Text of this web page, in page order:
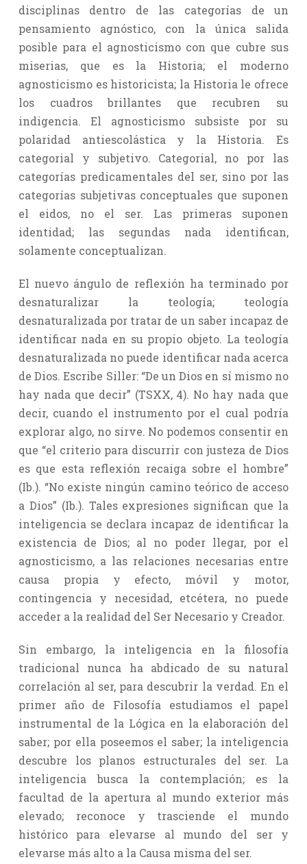
disciplinas dentro de las categorías de un
pensamiento agnóstico, con la única salida
posible para el agnosticismo con que cubre sus
miserias, que es la Historia; el moderno
agnosticismo es historicista; la Historia le ofrece
los cuadros brillantes que recubren su
indigencia. El agnosticismo subsiste por su
polaridad antiescolástica y la Historia. Es
categorial y subjetivo. Categorial, no por las
categorías predicamentales del ser, sino por las
categorías subjetivas conceptuales que suponen
el eidos, no el ser. Las primeras suponen
identidad; las segundas nada identifican,
solamente conceptualizan.
El nuevo ángulo de reflexión ha terminado por
desnaturalizar la teología; teología
desnaturalizada por tratar de un saber incapaz de
identificar nada en su propio objeto. La teología
desnaturalizada no puede identificar nada acerca
de Dios. Escribe Siller: “De un Dios en sí mismo no
hay nada que decir” (TSXX, 4). No hay nada que
decir, cuando el instrumento por el cual podría
explorar algo, no sirve. No podemos consentir en
que “el criterio para discurrir con justeza de Dios
es que esta reflexión recaiga sobre el hombre”
(Ib.). “No existe ningún camino teórico de acceso
a Dios” (Ib.). Tales expresiones significan que la
inteligencia se declara incapaz de identificar la
existencia de Dios; al no poder llegar, por el
agnosticismo, a las relaciones necesarias entre
causa propia y efecto, móvil y motor,
contingencia y necesidad, etcétera, no puede
acceder a la realidad del Ser Necesario y Creador.
Sin embargo, la inteligencia en la filosofía
tradicional nunca ha abdicado de su natural
correlación al ser, para descubrir la verdad. En el
primer año de Filosofía estudiamos el papel
instrumental de la Lógica en la elaboración del
saber; por ella poseemos el saber; la inteligencia
descubre los planos estructurales del ser. La
inteligencia busca la contemplación; es la
facultad de la apertura al mundo exterior más
elevado; reconoce y trasciende el mundo
histórico para elevarse al mundo del ser y
elevarse más alto a la Causa misma del ser.